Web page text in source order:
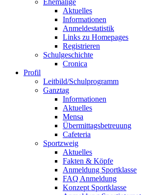
Ehemalige
Aktuelles
Informationen
Anmeldestatistik
Links zu Homepages
Registrieren
Schulgeschichte
Cronica
Profil
Leitbild/Schulprogramm
Ganztag
Informationen
Aktuelles
Mensa
Übermittagsbetreuung
Cafeteria
Sportzweig
Aktuelles
Fakten & Köpfe
Anmeldung Sportklasse
FAQ Anmeldung
Konzept Sportklasse